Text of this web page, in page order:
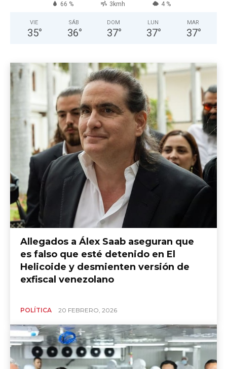
66 % 3kmh 4 %
VIE
35°
SÁB
36°
DOM
37°
LUN
37°
MAR
37°
Allegados a Álex Saab aseguran que
es falso que esté detenido en El
Helicoide y desmienten versión de
exfiscal venezolano
POLÍTICA 20 FEBRERO, 2026